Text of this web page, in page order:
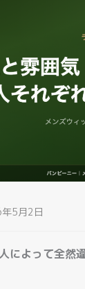
5月2日
によって全然